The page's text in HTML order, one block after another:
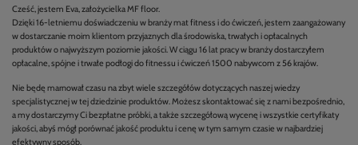
Cześć, jestem Eva, założycielka MF floor.
Dzięki 16-letniemu doświadczeniu w branży mat fitness i do ćwiczeń, jestem zaangażowany
w dostarczanie moim klientom przyjaznych dla środowiska, trwałych i opłacalnych
produktów o najwyższym poziomie jakości. W ciągu 16 lat pracy w branży dostarczyłem
opłacalne, spójne i trwałe podłogi do fitnessu i ćwiczeń 1500 nabywcom z 56 krajów.
Nie będę marnował czasu na zbyt wiele szczegółów dotyczących naszej wiedzy
specjalistycznej w tej dziedzinie produktów. Możesz skontaktować się z nami bezpośrednio,
a my dostarczymy Ci bezpłatne próbki, a także szczegółową wycenę i wszystkie certyfikaty
jakości, abyś mógł porównać jakość produktu i cenę w tym samym czasie w najbardziej
efektywny sposób.